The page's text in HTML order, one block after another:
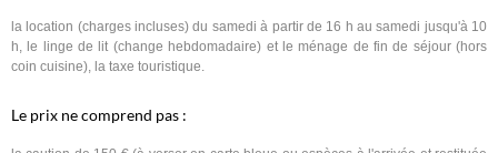
la location (charges incluses) du samedi à partir de 16 h au samedi jusqu'à 10
h, le linge de lit (change hebdomadaire) et le ménage de fin de séjour (hors
coin cuisine), la taxe touristique.
Le prix ne comprend pas :